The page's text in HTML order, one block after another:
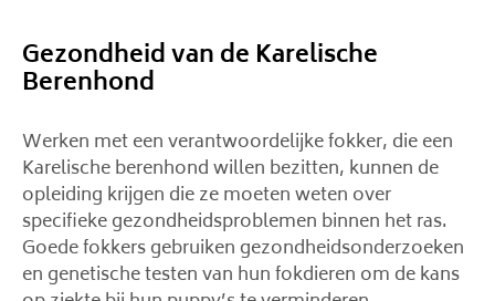
Gezondheid van de Karelische
Berenhond
Werken met een verantwoordelijke fokker, die een
Karelische berenhond willen bezitten, kunnen de
opleiding krijgen die ze moeten weten over
specifieke gezondheidsproblemen binnen het ras.
Goede fokkers gebruiken gezondheidsonderzoeken
en genetische testen van hun fokdieren om de kans